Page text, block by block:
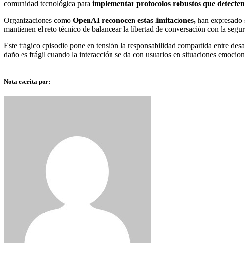
comunidad tecnológica para implementar protocolos robustos que
Organizaciones como OpenAI reconocen estas limitaciones, han expresado
mantienen el reto técnico de balancear la libertad de conversación con la
Este trágico episodio pone en tensión la responsabilidad compartida entre
daño es frágil cuando la interacción se da con usuarios en situaciones
Nota escrita por: